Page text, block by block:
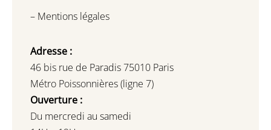
– Mentions légales
Adresse :
46 bis rue de Paradis 75010 Paris
Métro Poissonnières (ligne 7)
Ouverture :
Du mercredi au samedi